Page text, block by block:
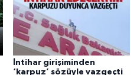
İntihar girişiminden
‘karpuz’ sözüyle vazgeçti